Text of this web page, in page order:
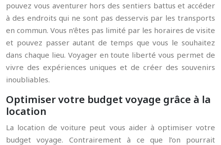
pouvez vous aventurer hors des sentiers battus et accéder
à des endroits qui ne sont pas desservis par les transports
en commun. Vous n’êtes pas limité par les horaires de visite
et pouvez passer autant de temps que vous le souhaitez
dans chaque lieu. Voyager en toute liberté vous permet de
vivre des expériences uniques et de créer des souvenirs
inoubliables.
Optimiser votre budget voyage grâce à la
location
La location de voiture peut vous aider à optimiser votre
budget voyage. Contrairement à ce que l’on pourrait